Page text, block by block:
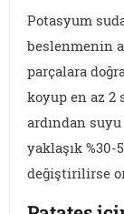
Potasyum
beslenmenin
parçalara
koyup en az 2
ardından
yaklaşık
değiştirilirse